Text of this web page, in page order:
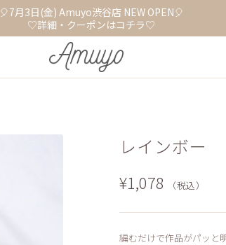
🎈7月3日(金) Amuyo渋谷店 NEW OPEN🎈
♡詳細・クーポンはコチラ♡
レインボー
¥1,078 （税込）
編むだけで作品がパッと